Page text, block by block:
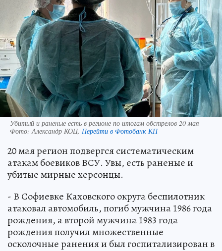
Убитый и раненые есть в регионе по итогам обстрелов 20 мая
Фото:Александр КОЦ. Перейти в Фотобанк КП
20 мая регион подвергся систематическим
атакам боевиков ВСУ. Увы, есть раненые и
убитые мирные херсонцы.
- В Софиевке Каховского округа беспилотник
атаковал автомобиль, погиб мужчина 1986 года
рождения, а второй мужчина 1983 года
рождения получил множественные
осколочные ранения и был госпитализирован в